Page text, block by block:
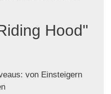
Hood"
von Einsteigern